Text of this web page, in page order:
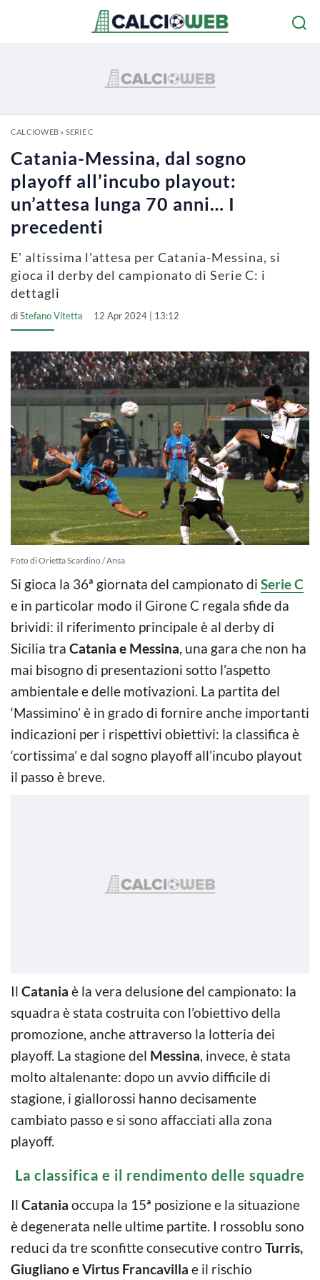
CALCIOWEB» SERIE C
Catania-Messina, dal sogno
playoff all’incubo playout:
un’attesa lunga 70 anni… I
precedenti
E' altissima l'attesa per Catania-Messina, si
gioca il derby del campionato di Serie C: i
dettagli
diStefano Vitetta 12 Apr 2024 | 13:12
Foto di Orietta Scardino / Ansa
Si gioca la 36ª giornata del campionato di Serie C
e in particolar modo il Girone C regala sfide da
brividi: il riferimento principale è al derby di
Sicilia tra Catania e Messina, una gara che non ha
mai bisogno di presentazioni sotto l’aspetto
ambientale e delle motivazioni. La partita del
‘Massimino’ è in grado di fornire anche importanti
indicazioni per i rispettivi obiettivi: la classifica è
‘cortissima’ e dal sogno playoff all’incubo playout
il passo è breve.
Il Catania è la vera delusione del campionato: la
squadra è stata costruita con l’obiettivo della
promozione, anche attraverso la lotteria dei
playoff. La stagione del Messina, invece, è stata
molto altalenante: dopo un avvio difficile di
stagione, i giallorossi hanno decisamente
cambiato passo e si sono affacciati alla zona
playoff.
La classifica e il rendimento delle squadre
Il Catania occupa la 15ª posizione e la situazione
è degenerata nelle ultime partite. I rossoblu sono
reduci da tre sconfitte consecutive contro Turris,
Giugliano e Virtus Francavilla e il rischio